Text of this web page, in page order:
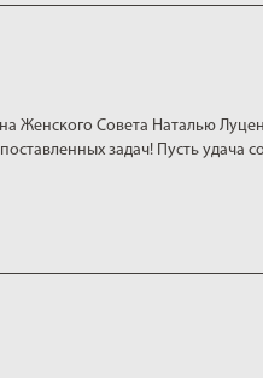
Женского Совета Наталью
задач! Пусть удача